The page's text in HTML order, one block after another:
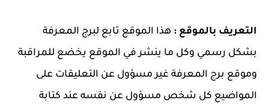
التعريف بالموقع : هذا الموقع تابع لبرج المعرفة
بشكل رسمي وكل ما ينشر في الموقع يخضع للمراقبة
وموقع برج المعرفة غير مسؤول عن التعليقات على
المواضيع كل شخص مسؤول عن نفسه عند كتابة